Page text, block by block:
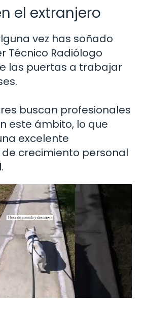
el extranjero
vez has soñado
Técnico Radiólogo
las puertas a trabajar
buscan profesionales
este ámbito, lo que
excelente
crecimiento personal